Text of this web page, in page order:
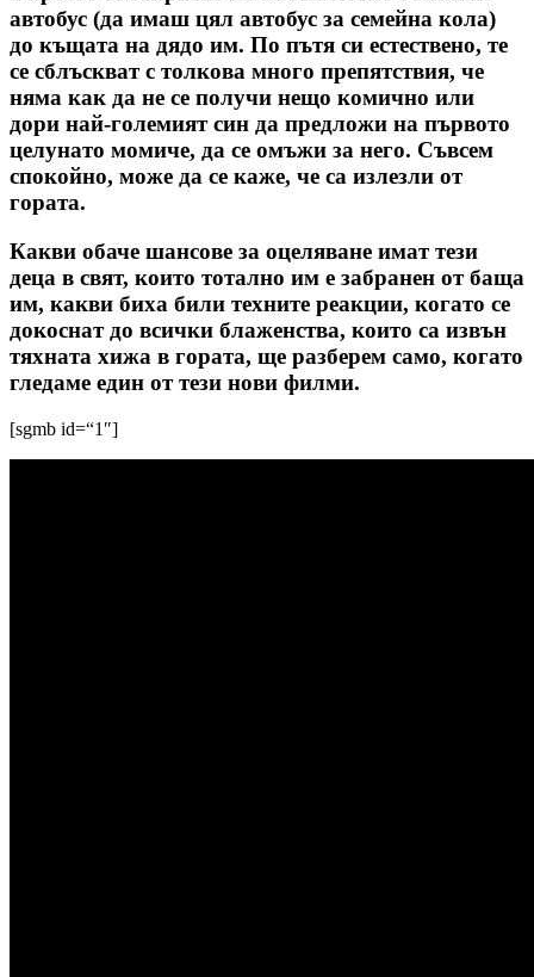
автобус (да имаш цял автобус за семейна кола)
до къщата на дядо им. По пътя си естествено, те
се сблъскват с толкова много препятствия, че
няма как да не се получи нещо комично или
дори най-големият син да предложи на първото
целунато момиче, да се омъжи за него. Съвсем
спокойно, може да се каже, че са излезли от
гората.
Какви обаче шансове за оцеляване имат тези
деца в свят, които тотално им е забранен от баща
им, какви биха били техните реакции, когато се
докоснат до всички блаженства, които са извън
тяхната хижа в гората, ще разберем само, когато
гледаме един от тези нови филми.
[sgmb id=“1″]